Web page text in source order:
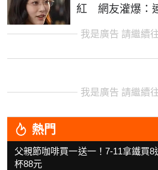
紅 網友灌爆：
我是廣告 請繼續
我是廣告 請繼續
熱門
父親節咖啡買一送一！7-11拿鐵買
杯88元